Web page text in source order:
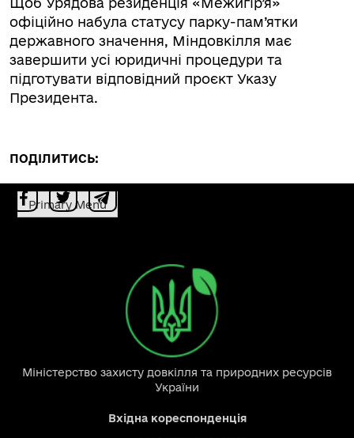
офіційно набула статусу парку-пам’ятки
державного значення, Міндовкілля має
завершити усі юридичні процедури та
підготувати відповідний проєкт Указу
Президента.
ПОДІЛИТИСЬ:
Primary Menu
Міністерство захисту довкілля та природних ресурсів
України
Вхідна кореспонденція